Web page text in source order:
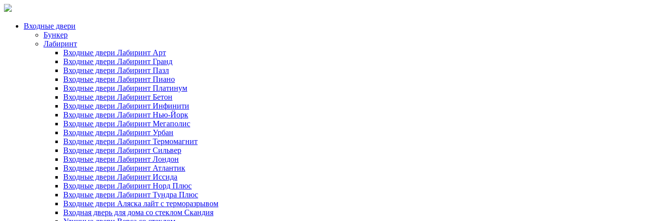
Входные двери
Бункер
Лабиринт
Входные двери Лабиринт Арт
Входные двери Лабиринт Гранд
Входные двери Лабиринт Пазл
Входные двери Лабиринт Пиано
Входные двери Лабиринт Платинум
Входные двери Лабиринт Бетон
Входные двери Лабиринт Инфинити
Входные двери Лабиринт Нью-Йорк
Входные двери Лабиринт Мегаполис
Входные двери Лабиринт Урбан
Входные двери Лабиринт Термомагнит
Входные двери Лабиринт Сильвер
Входные двери Лабиринт Лондон
Входные двери Лабиринт Атлантик
Входные двери Лабиринт Иссида
Входные двери Лабиринт Норд Плюс
Входные двери Лабиринт Тундра Плюс
Входные двери Аляска лайт с терморазрывом
Входная дверь для дома со стеклом Скандия